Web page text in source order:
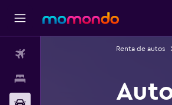
Renta de autos